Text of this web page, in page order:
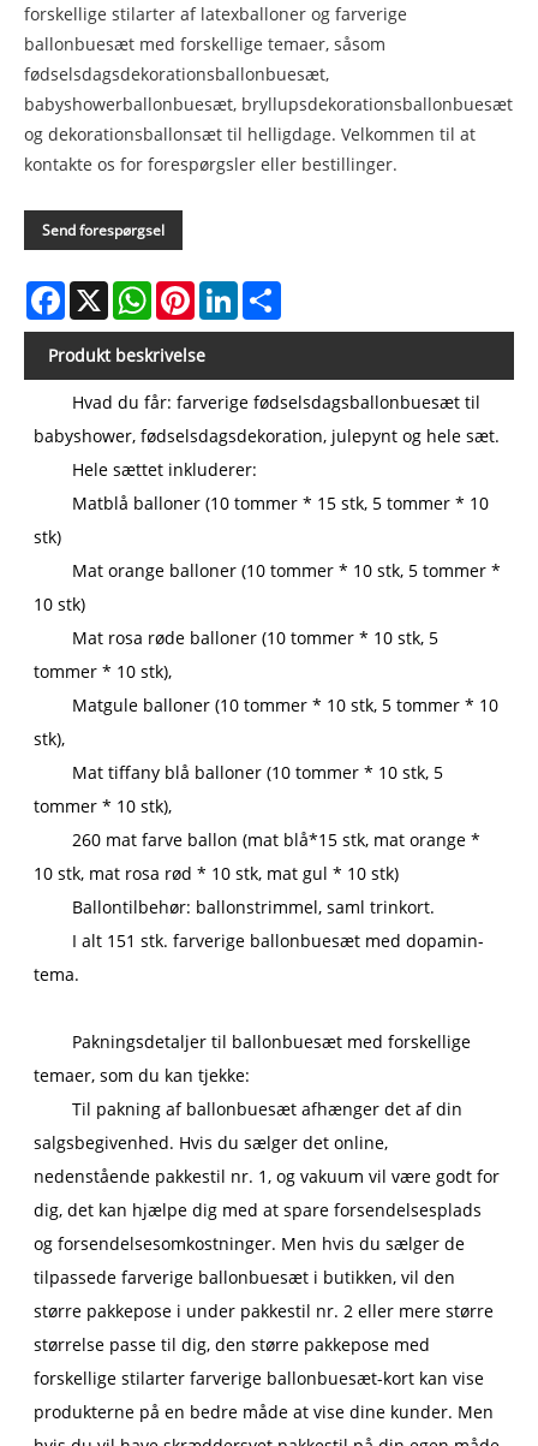
forskellige stilarter af latexballoner og farverige
ballonbuesæt med forskellige temaer, såsom
fødselsdagsdekorationsballonbuesæt,
babyshowerballonbuesæt, bryllupsdekorationsballonbuesæt
og dekorationsballonsæt til helligdage. Velkommen til at
kontakte os for forespørgsler eller bestillinger.
Send forespørgsel
Facebook
X WhatsAppPinterestLinkedIn
Produkt beskrivelse
Hvad du får: farverige fødselsdagsballonbuesæt til
babyshower, fødselsdagsdekoration, julepynt og hele sæt.
Hele sættet inkluderer:
Matblå balloner (10 tommer * 15 stk, 5 tommer * 10
stk)
Mat orange balloner (10 tommer * 10 stk, 5 tommer *
10 stk)
Mat rosa røde balloner (10 tommer * 10 stk, 5
tommer * 10 stk),
Matgule balloner (10 tommer * 10 stk, 5 tommer * 10
stk),
Mat tiffany blå balloner (10 tommer * 10 stk, 5
tommer * 10 stk),
260 mat farve ballon (mat blå*15 stk, mat orange *
10 stk, mat rosa rød * 10 stk, mat gul * 10 stk)
Ballontilbehør: ballonstrimmel, saml trinkort.
I alt 151 stk. farverige ballonbuesæt med dopamin-
tema.
Pakningsdetaljer til ballonbuesæt med forskellige
temaer, som du kan tjekke:
Til pakning af ballonbuesæt afhænger det af din
salgsbegivenhed. Hvis du sælger det online,
nedenstående pakkestil nr. 1, og vakuum vil være godt for
dig, det kan hjælpe dig med at spare forsendelsesplads
og forsendelsesomkostninger. Men hvis du sælger de
tilpassede farverige ballonbuesæt i butikken, vil den
større pakkepose i under pakkestil nr. 2 eller mere større
størrelse passe til dig, den større pakkepose med
forskellige stilarter farverige ballonbuesæt-kort kan vise
produkterne på en bedre måde at vise dine kunder. Men